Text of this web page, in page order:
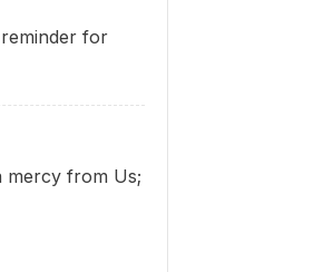
for
mercy from Us;